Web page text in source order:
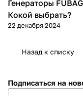
Генераторы
Генераторы
Кокой выбрать?
22 декабря 2024
Назад к списку
Подписаться на